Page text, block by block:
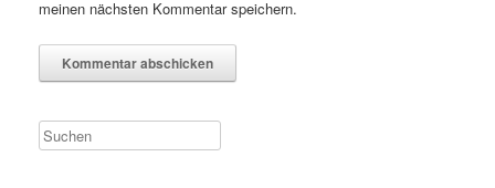
meinen nächsten Kommentar speichern.